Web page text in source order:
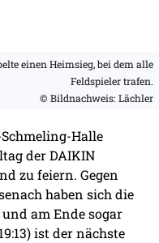
einen Heimsieg, bei dem alle
Feldspieler trafen.
© Bildnachweis: Lächler
Halle
der DAIKIN
zu feiern. Gegen
haben sich die
am Ende sogar
ist der nächste